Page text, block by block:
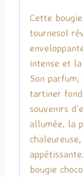
Cette
tournesol
intense et
Son
tartiner
souvenirs
allumée, la
bougie